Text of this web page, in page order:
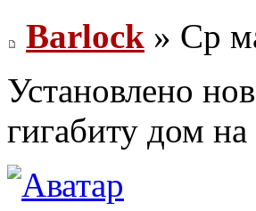
Barlock » Ср
Установлено
гигабиту дом